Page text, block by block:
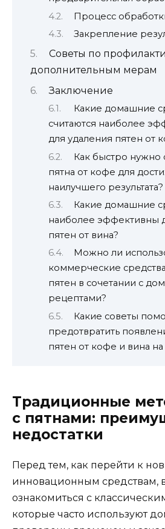
Процесс
Закрепление
Советы по
дополнительным мерам
Заключение
Какие домашние
считаются наиболее
для удаления пятен от
Как быстро нужно
пятна от кофе для
наилучшего результата?
Какие домашние
наиболее эффективны
пятен от вина?
Можно ли
коммерческие
пятен в сочетании с
рецептами?
Какие советы
предотвратить
пятен от кофе и вина
Традиционные
с пятнами:
недостатки
Перед тем, как перейти к
инновационным средствам,
ознакомиться с
которые часто используют